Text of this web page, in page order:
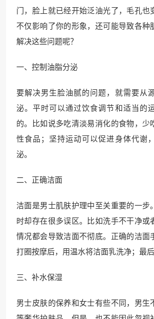
门，脸上就已经开始泛油光了，毛孔也
不仅影响了你的形象，还可能导致各种
解决这些问题呢？
一、控制油脂分泌
要解决男生脸油腻的问题，就需要从
泌。平时可以通过饮食调节和适当的
的。比如说多吃清淡易消化的食物，少
性食品；坚持运动可以促进身体代谢
泌。
二、正确洁面
洁面是男士肌肤护理中至关重要的一步
时却存在很多误区。比如洗手不干净或
情况都会导致洁面不彻底。正确的洁面
打圈按摩后，用温水将洁面乳洗净；最后
三、补水保湿
男士皮肤的保养和女士有些不同，男生